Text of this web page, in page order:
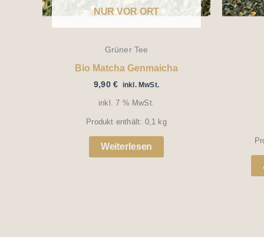
NUR VOR ORT
Grüner Tee
Bio Matcha Genmaicha
9,90€ inkl. MwSt.
inkl. 7 % MwSt.
Produkt enthält: 0,1 kg
Weiterlesen